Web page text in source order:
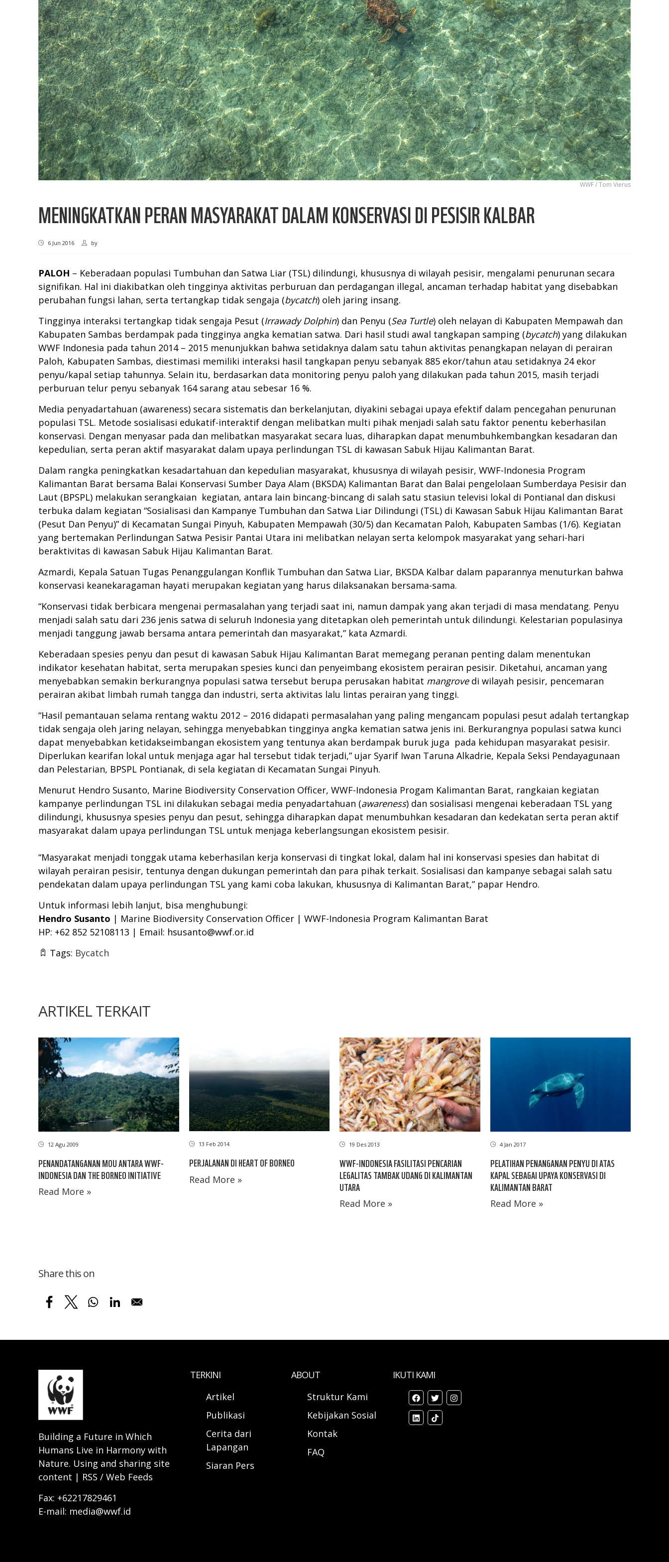
WWF / Tom Vierus
MENINGKATKAN PERAN MASYARAKAT DALAM KONSERVASI DI PESISIR KALBAR
6 Jun 2016 by
PALOH – Keberadaan populasi Tumbuhan dan Satwa Liar (TSL) dilindungi, khususnya di wilayah pesisir, mengalami penurunan secara
signifikan. Hal ini diakibatkan oleh tingginya aktivitas perburuan dan perdagangan illegal, ancaman terhadap habitat yang disebabkan
perubahan fungsi lahan, serta tertangkap tidak sengaja (bycatch) oleh jaring insang.
Tingginya interaksi tertangkap tidak sengaja Pesut (Irrawady Dolphin) dan Penyu (Sea Turtle) oleh nelayan di Kabupaten Mempawah dan
Kabupaten Sambas berdampak pada tingginya angka kematian satwa. Dari hasil studi awal tangkapan samping (bycatch) yang dilakukan
WWF Indonesia pada tahun 2014 – 2015 menunjukkan bahwa setidaknya dalam satu tahun aktivitas penangkapan nelayan di perairan
Paloh, Kabupaten Sambas, diestimasi memiliki interaksi hasil tangkapan penyu sebanyak 885 ekor/tahun atau setidaknya 24 ekor
penyu/kapal setiap tahunnya. Selain itu, berdasarkan data monitoring penyu paloh yang dilakukan pada tahun 2015, masih terjadi
perburuan telur penyu sebanyak 164 sarang atau sebesar 16 %.
Media penyadartahuan (awareness) secara sistematis dan berkelanjutan, diyakini sebagai upaya efektif dalam pencegahan penurunan
populasi TSL. Metode sosialisasi edukatif-interaktif dengan melibatkan multi pihak menjadi salah satu faktor penentu keberhasilan
konservasi. Dengan menyasar pada dan melibatkan masyarakat secara luas, diharapkan dapat menumbuhkembangkan kesadaran dan
kepedulian, serta peran aktif masyarakat dalam upaya perlindungan TSL di kawasan Sabuk Hijau Kalimantan Barat.
Dalam rangka peningkatkan kesadartahuan dan kepedulian masyarakat, khususnya di wilayah pesisir, WWF-Indonesia Program
Kalimantan Barat bersama Balai Konservasi Sumber Daya Alam (BKSDA) Kalimantan Barat dan Balai pengelolaan Sumberdaya Pesisir dan
Laut (BPSPL) melakukan serangkaian kegiatan, antara lain bincang-bincang di salah satu stasiun televisi lokal di Pontianal dan diskusi
terbuka dalam kegiatan “Sosialisasi dan Kampanye Tumbuhan dan Satwa Liar Dilindungi (TSL) di Kawasan Sabuk Hijau Kalimantan Barat
(Pesut Dan Penyu)” di Kecamatan Sungai Pinyuh, Kabupaten Mempawah (30/5) dan Kecamatan Paloh, Kabupaten Sambas (1/6). Kegiatan
yang bertemakan Perlindungan Satwa Pesisir Pantai Utara ini melibatkan nelayan serta kelompok masyarakat yang sehari-hari
beraktivitas di kawasan Sabuk Hijau Kalimantan Barat.
Azmardi, Kepala Satuan Tugas Penanggulangan Konflik Tumbuhan dan Satwa Liar, BKSDA Kalbar dalam paparannya menuturkan bahwa
konservasi keanekaragaman hayati merupakan kegiatan yang harus dilaksanakan bersama-sama.
“Konservasi tidak berbicara mengenai permasalahan yang terjadi saat ini, namun dampak yang akan terjadi di masa mendatang. Penyu
menjadi salah satu dari 236 jenis satwa di seluruh Indonesia yang ditetapkan oleh pemerintah untuk dilindungi. Kelestarian populasinya
menjadi tanggung jawab bersama antara pemerintah dan masyarakat,” kata Azmardi.
Keberadaan spesies penyu dan pesut di kawasan Sabuk Hijau Kalimantan Barat memegang peranan penting dalam menentukan
indikator kesehatan habitat, serta merupakan spesies kunci dan penyeimbang ekosistem perairan pesisir. Diketahui, ancaman yang
menyebabkan semakin berkurangnya populasi satwa tersebut berupa perusakan habitat mangrovedi wilayah pesisir, pencemaran
perairan akibat limbah rumah tangga dan industri, serta aktivitas lalu lintas perairan yang tinggi.
“Hasil pemantauan selama rentang waktu 2012 – 2016 didapati permasalahan yang paling mengancam populasi pesut adalah tertangkap
tidak sengaja oleh jaring nelayan, sehingga menyebabkan tingginya angka kematian satwa jenis ini. Berkurangnya populasi satwa kunci
dapat menyebabkan ketidakseimbangan ekosistem yang tentunya akan berdampak buruk juga pada kehidupan masyarakat pesisir.
Diperlukan kearifan lokal untuk menjaga agar hal tersebut tidak terjadi,” ujar Syarif Iwan Taruna Alkadrie, Kepala Seksi Pendayagunaan
dan Pelestarian, BPSPL Pontianak, di sela kegiatan di Kecamatan Sungai Pinyuh.
Menurut Hendro Susanto, Marine Biodiversity Conservation Officer, WWF-Indonesia Progam Kalimantan Barat, rangkaian kegiatan
kampanye perlindungan TSL ini dilakukan sebagai media penyadartahuan (awareness) dan sosialisasi mengenai keberadaan TSL yang
dilindungi, khususnya spesies penyu dan pesut, sehingga diharapkan dapat menumbuhkan kesadaran dan kedekatan serta peran aktif
masyarakat dalam upaya perlindungan TSL untuk menjaga keberlangsungan ekosistem pesisir.
“Masyarakat menjadi tonggak utama keberhasilan kerja konservasi di tingkat lokal, dalam hal ini konservasi spesies dan habitat di
wilayah perairan pesisir, tentunya dengan dukungan pemerintah dan para pihak terkait. Sosialisasi dan kampanye sebagai salah satu
pendekatan dalam upaya perlindungan TSL yang kami coba lakukan, khususnya di Kalimantan Barat,” papar Hendro.
Untuk informasi lebih lanjut, bisa menghubungi:
Hendro Susanto | Marine Biodiversity Conservation Officer | WWF-Indonesia Program Kalimantan Barat
HP: +62 852 52108113 | Email: hsusanto@wwf.or.id
Tags: Bycatch
ARTIKEL TERKAIT
12 Agu 2009
PENANDATANGANAN MOU ANTARA WWF-
INDONESIA DAN THE BORNEO INITIATIVE
Read More »
13 Feb 2014
PERJALANAN DI HEART OF BORNEO
Read More »
19 Des 2013
WWF-INDONESIA FASILITASI PENCARIAN
LEGALITAS TAMBAK UDANG DI KALIMANTAN
UTARA
Read More »
4 Jan 2017
PELATIHAN PENANGANAN PENYU DI ATAS
KAPAL SEBAGAI UPAYA KONSERVASI DI
KALIMANTAN BARAT
Read More »
Share this on
Building a Future in Which
Humans Live in Harmony with
Nature. Using and sharing site
content | RSS / Web Feeds
Fax: +62217829461
E-mail: media@wwf.id
TERKINI
Artikel
Publikasi
Cerita dari
Lapangan
Siaran Pers
ABOUT
Struktur Kami
Kebijakan Sosial
Kontak
FAQ
IKUTI KAMI